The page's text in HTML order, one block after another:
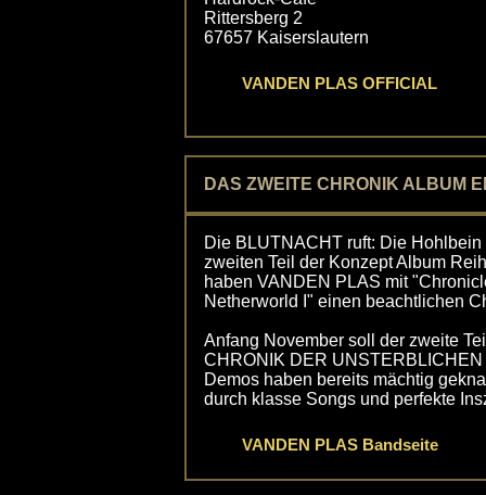
Rittersberg 2
67657 Kaiserslautern
VANDEN PLAS OFFICIAL
DAS ZWEITE CHRONIK ALBUM
Die BLUTNACHT ruft: Die
zweiten Teil der Konzept Album
haben VANDEN PLAS mit
Netherworld I" einen beachtlichen
Anfang November soll der zweite
CHRONIK DER
Demos haben bereits mächtig
durch klasse Songs und perfekte
VANDEN PLAS Bandseite